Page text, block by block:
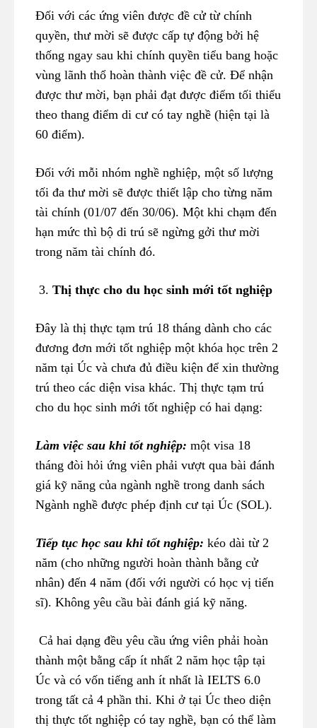
Đối với các ứng viên được đề cử từ chính
quyền, thư mời sẽ được cấp tự động bởi hệ
thống ngay sau khi chính quyền tiểu bang hoặc
vùng lãnh thổ hoàn thành việc đề cử. Để nhận
được thư mời, bạn phải đạt được điểm tối thiểu
theo thang điểm di cư có tay nghề (hiện tại là
60 điểm).
Đối với mỗi nhóm nghề nghiệp, một số lượng
tối đa thư mời sẽ được thiết lập cho từng năm
tài chính (01/07 đến 30/06). Một khi chạm đến
hạn mức thì bộ di trú sẽ ngừng gởi thư mời
trong năm tài chính đó.
3. Thị thực cho du học sinh mới tốt nghiệp
Đây là thị thực tạm trú 18 tháng dành cho các
đương đơn mới tốt nghiệp một khóa học trên 2
năm tại Úc và chưa đủ điều kiện để xin thường
trú theo các diện visa khác. Thị thực tạm trú
cho du học sinh mới tốt nghiệp có hai dạng:
Làm việc sau khi tốt nghiệp: một visa 18
tháng đòi hỏi ứng viên phải vượt qua bài đánh
giá kỹ năng của ngành nghề trong danh sách
Ngành nghề được phép định cư tại Úc (SOL).
Tiếp tục học sau khi tốt nghiệp: kéo dài từ 2
năm (cho những người hoàn thành bằng cử
nhân) đến 4 năm (đối với người có học vị tiến
sĩ). Không yêu cầu bài đánh giá kỹ năng.
Cả hai dạng đều yêu cầu ứng viên phải hoàn
thành một bằng cấp ít nhất 2 năm học tập tại
Úc và có vốn tiếng anh ít nhất là IELTS 6.0
trong tất cả 4 phần thi. Khi ở tại Úc theo diện
thị thực tốt nghiệp có tay nghề, bạn có thể làm